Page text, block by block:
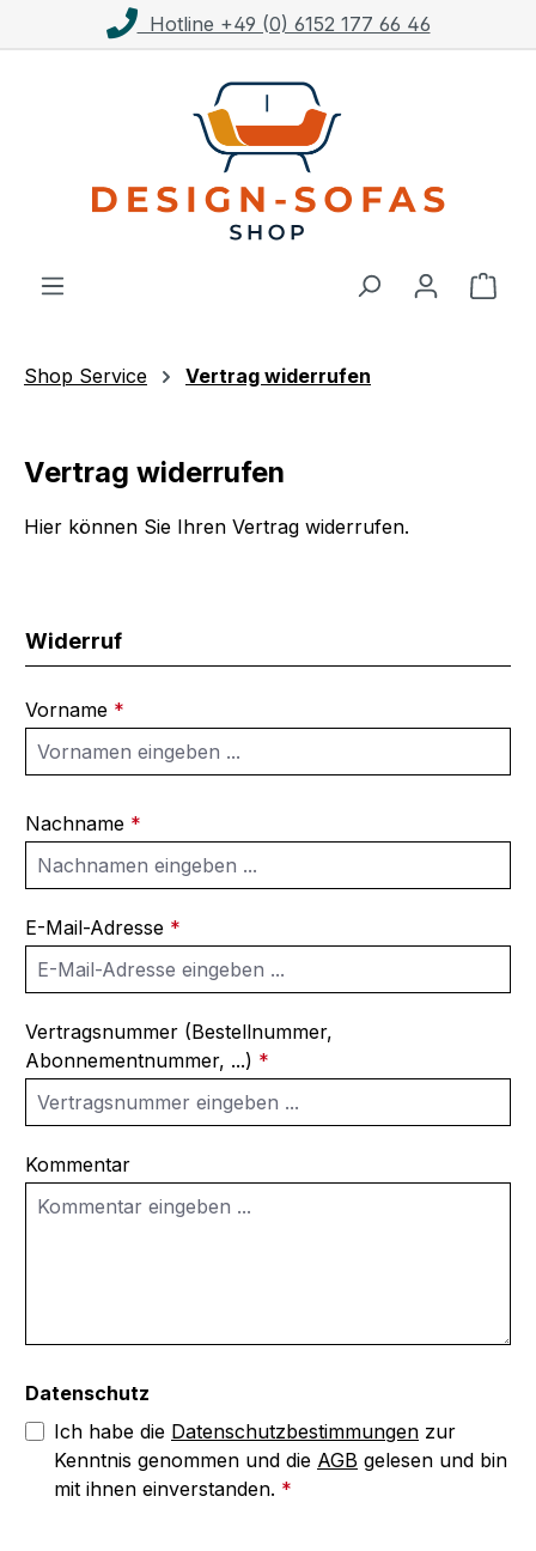
Zum Hauptinhalt springen
Hotline +49 (0) 6152 177 66 46
Shop Service Vertrag widerrufen
Vertrag widerrufen
Hier können Sie Ihren Vertrag widerrufen.
Widerruf
Vorname *
Nachname *
E-Mail-Adresse *
Vertragsnummer (Bestellnummer,
Abonnementnummer, ...) *
Kommentar
Datenschutz
Ich habe die Datenschutzbestimmungen zur
Kenntnis genommen und die AGB gelesen und bin
mit ihnen einverstanden. *